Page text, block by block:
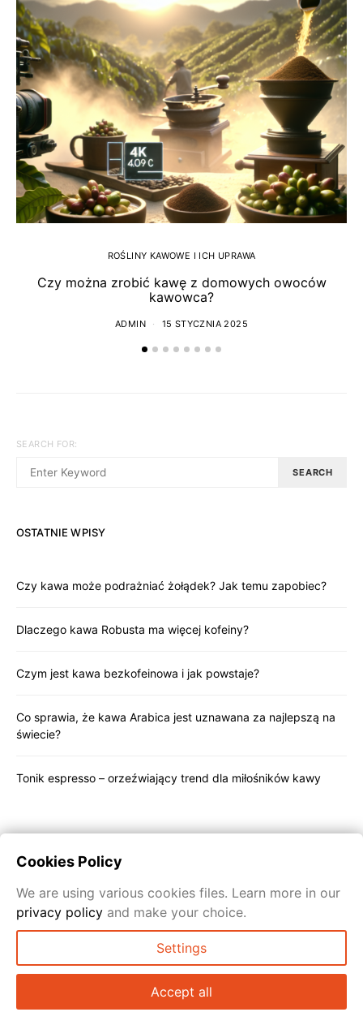
ROŚLINY KAWOWE I ICH UPRAWA
Czy można zrobić kawę z domowych owoców
kawowca?
ADMIN 15 STYCZNIA 2025
SEARCH FOR:
SEARCH
OSTATNIE WPISY
Czy kawa może podrażniać żołądek? Jak temu zapobiec?
Dlaczego kawa Robusta ma więcej kofeiny?
Czym jest kawa bezkofeinowa i jak powstaje?
Co sprawia, że kawa Arabica jest uznawana za najlepszą na
świecie?
Tonik espresso – orzeźwiający trend dla miłośników kawy
KAWOWSKI.PL
Cookies Policy
We are using various cookies files. Learn more in our
privacy policy and make your choice.
Settings
Accept all